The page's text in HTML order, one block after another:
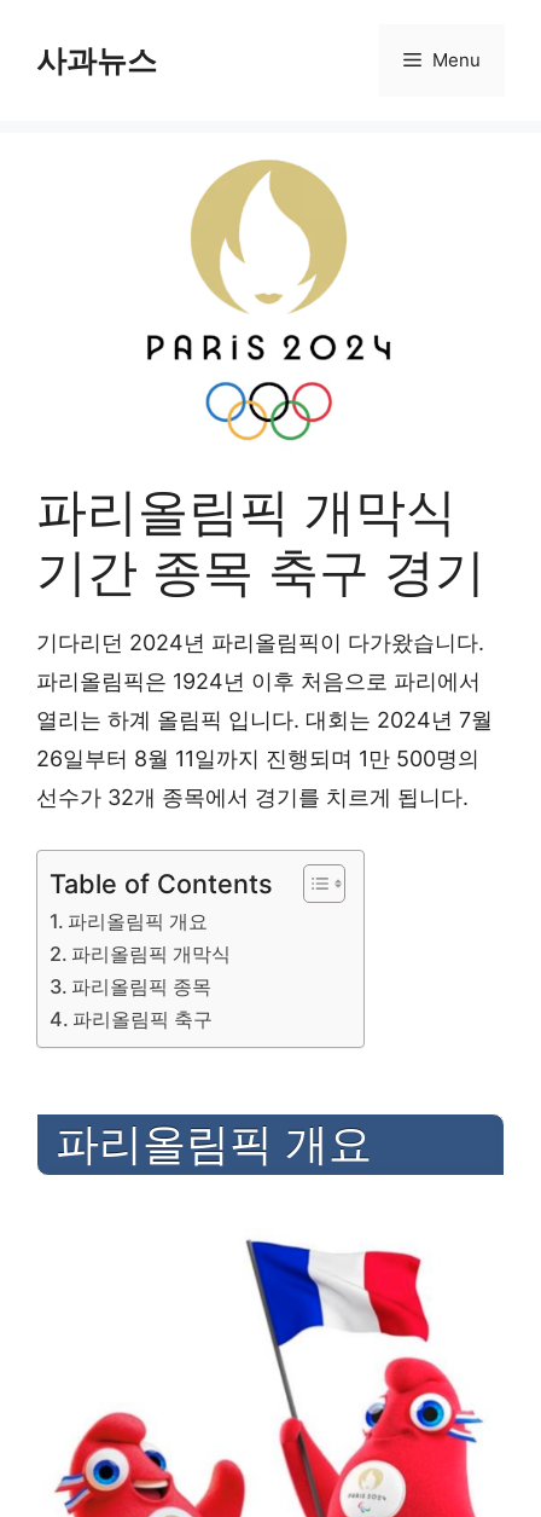
사과뉴스 Menu
파리올림픽 개막식
기간 종목 축구 경기
기다리던 2024년 파리올림픽이 다가왔습니다.
파리올림픽은 1924년 이후 처음으로 파리에서
열리는 하계 올림픽 입니다. 대회는 2024년 7월
26일부터 8월 11일까지 진행되며 1만 500명의
선수가 32개 종목에서 경기를 치르게 됩니다.
Table of Contents
파리올림픽 개요
파리올림픽 개막식
파리올림픽 종목
파리올림픽 축구
파리올림픽 개요